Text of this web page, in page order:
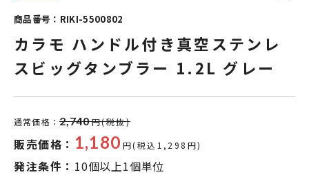
商品番号：RIKI-5500802
カラモ ハンドル付き真空ステンレ
スビッグタンブラー 1.2L グレー
通常価格： 2,740円(税抜)
販売価格： 1,180 円(税込1,298円)
発注条件： 10個以上1個単位